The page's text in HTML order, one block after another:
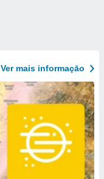
Ver mais informaçāo